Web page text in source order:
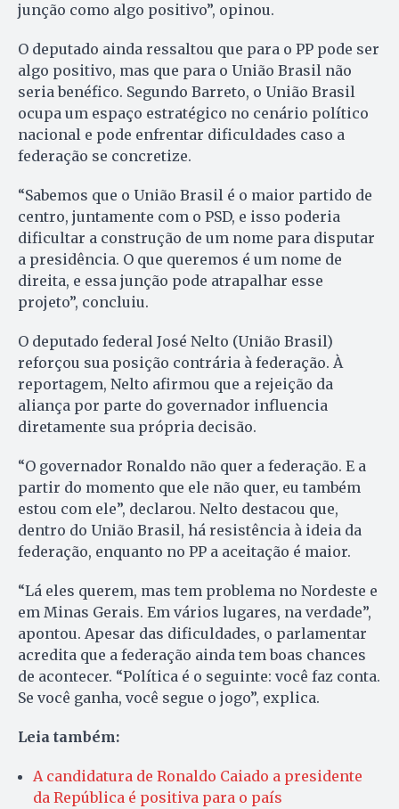
junção como algo positivo”, opinou.
O deputado ainda ressaltou que para o PP pode ser
algo positivo, mas que para o União Brasil não
seria benéfico. Segundo Barreto, o União Brasil
ocupa um espaço estratégico no cenário político
nacional e pode enfrentar dificuldades caso a
federação se concretize.
“Sabemos que o União Brasil é o maior partido de
centro, juntamente com o PSD, e isso poderia
dificultar a construção de um nome para disputar
a presidência. O que queremos é um nome de
direita, e essa junção pode atrapalhar esse
projeto”, concluiu.
O deputado federal José Nelto (União Brasil)
reforçou sua posição contrária à federação. À
reportagem, Nelto afirmou que a rejeição da
aliança por parte do governador influencia
diretamente sua própria decisão.
“O governador Ronaldo não quer a federação. E a
partir do momento que ele não quer, eu também
estou com ele”, declarou. Nelto destacou que,
dentro do União Brasil, há resistência à ideia da
federação, enquanto no PP a aceitação é maior.
“Lá eles querem, mas tem problema no Nordeste e
em Minas Gerais. Em vários lugares, na verdade”,
apontou. Apesar das dificuldades, o parlamentar
acredita que a federação ainda tem boas chances
de acontecer. “Política é o seguinte: você faz conta.
Se você ganha, você segue o jogo”, explica.
Leia também:
A candidatura de Ronaldo Caiado a presidente
da República é positiva para o país